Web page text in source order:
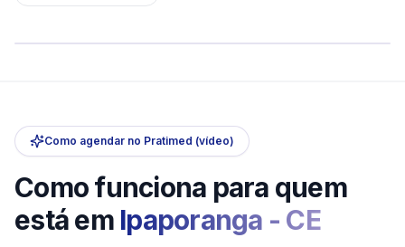
Como agendar no Pratimed (vídeo)
Como funciona para quem
está em Ipaporanga - CE